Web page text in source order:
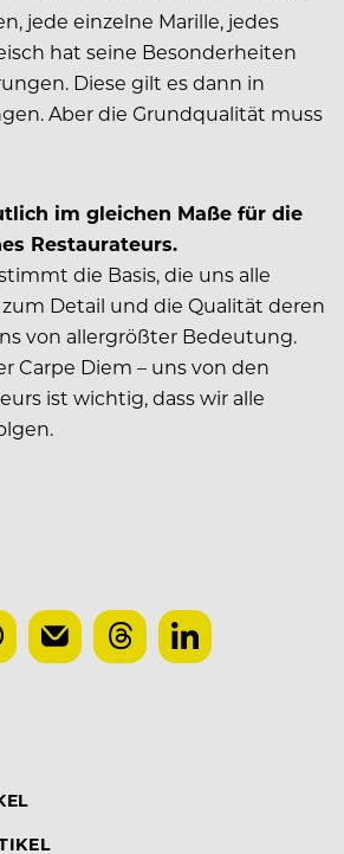
jede einzelne Marille, jedes
hat seine Besonderheiten
Diese gilt es dann in
Aber die Grundqualität muss
im gleichen Maße für die
Restaurateurs.
die Basis, die uns alle
Detail und die Qualität deren
von allergrößter Bedeutung.
Carpe Diem – uns von den
ist wichtig, dass wir alle